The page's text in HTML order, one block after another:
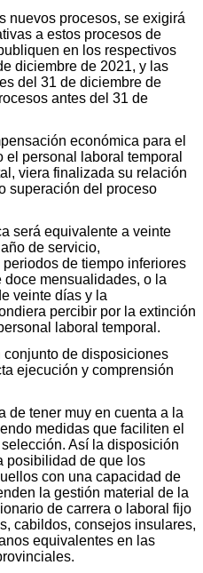
nuevos procesos, se exigirá
a estos procesos de
en los respectivos
diciembre de 2021, y las
del 31 de diciembre de
antes del 31 de
económica para el
personal laboral temporal
viera finalizada su relación
superación del proceso
será equivalente a veinte
de servicio,
de tiempo inferiores
doce mensualidades, o la
veinte días y la
percibir por la extinción
laboral temporal.
de disposiciones
ejecución y comprensión
de tener muy en cuenta a la
medidas que faciliten el
Así la disposición
posibilidad de que los
con una capacidad de
la gestión material de la
de carrera o laboral fijo
cabildos, consejos insulares,
equivalentes en las